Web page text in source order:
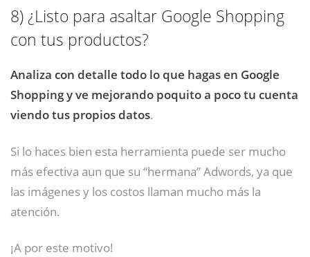
8)¿Listo para asaltar Google Shopping
con tus productos?
Analiza con detalle todo lo que hagas en Google
Shopping y ve mejorando poquito a poco tu cuenta
viendo tus propios datos.
Si lo haces bien esta herramienta puede ser mucho
más efectiva aun que su “hermana” Adwords, ya que
las imágenes y los costos llaman mucho más la
atención.
¡A por este motivo!